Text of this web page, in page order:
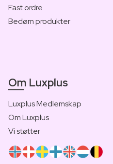
Fast ordre
Bedøm produkter
Om Luxplus
Luxplus Medlemskap
Om Luxplus
Vi støtter